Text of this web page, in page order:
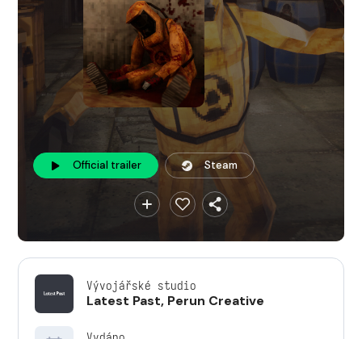
Official trailer Steam
Vývojářské studio
Latest Past, Perun Creative